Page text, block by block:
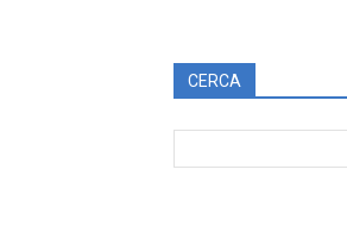
CERCA